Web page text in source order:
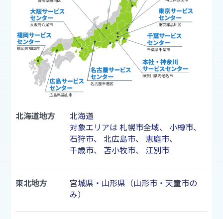
北海道地方
北海道
対象エリアは 札幌市全域、 小樽市、
石狩市、 北広島市、 恵庭市、
千歳市、 苫小牧市、 江別市
東北地方
宮城県・山形県（山形市・天童市の
み）